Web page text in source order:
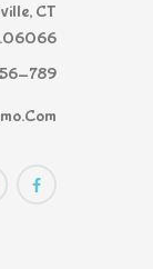
CT
06066.
789